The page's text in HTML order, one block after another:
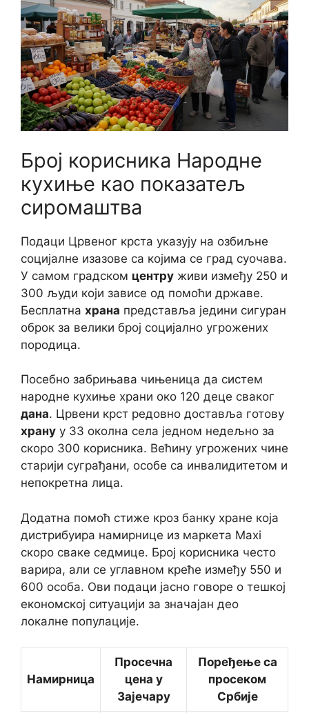
Број корисника Народне
кухиње као показатељ
сиромаштва
Подаци Црвеног крста указују на озбиљне
социјалне изазове са којима се град суочава.
У самом градском центру живи између 250 и
300 људи који зависе од помоћи државе.
Бесплатна храна представља једини сигуран
оброк за велики број социјално угрожених
породица.
Посебно забрињава чињеница да систем
народне кухиње храни око 120 деце сваког
дана. Црвени крст редовно доставља готову
храну у 33 околна села једном недељно за
скоро 300 корисника. Већину угрожених чине
старији суграђани, особе са инвалидитетом и
непокретна лица.
Додатна помоћ стиже кроз банку хране која
дистрибуира намирнице из маркета Maxi
скоро сваке седмице. Број корисника често
варира, али се углавном креће између 550 и
600 особа. Ови подаци јасно говоре о тешкој
економској ситуацији за значајан део
локалне популације.
Намирница
Просечна
цена у
Зајечару
Поређење са
просеком
Србије